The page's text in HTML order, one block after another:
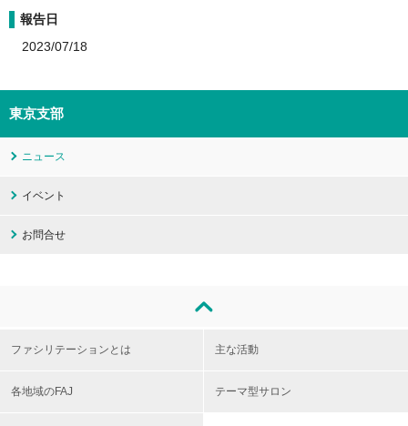
報告日
2023/07/18
東京支部
ニュース
イベント
お問合せ
ファシリテーションとは 主な活動
各地域のFAJ テーマ型サロン